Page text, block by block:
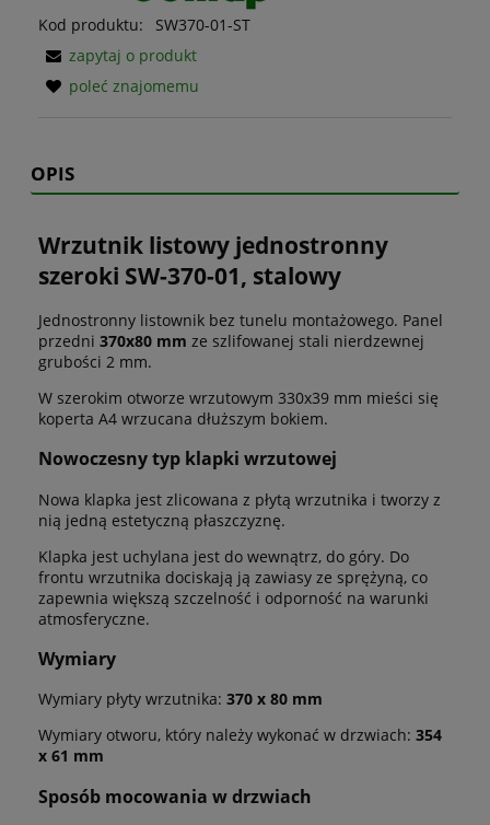
Kod produktu:
SW370-01-ST
zapytaj o produkt
poleć znajomemu
OPIS
Wrzutnik listowy jednostronny
szeroki SW-370-01, stalowy
Jednostronny listownik bez tunelu montażowego. Panel
przedni 370x80 mm ze szlifowanej stali nierdzewnej
grubości 2 mm.
W szerokim otworze wrzutowym 330x39 mm mieści się
koperta A4 wrzucana dłuższym bokiem.
Nowoczesny typ klapki wrzutowej
Nowa klapka jest zlicowana z płytą wrzutnika i tworzy z
nią jedną estetyczną płaszczyznę.
Klapka jest uchylana jest do wewnątrz, do góry. Do
frontu wrzutnika dociskają ją zawiasy ze sprężyną, co
zapewnia większą szczelność i odporność na warunki
atmosferyczne.
Wymiary
Wymiary płyty wrzutnika: 370 x 80 mm
Wymiary otworu, który należy wykonać w drzwiach: 354
x 61 mm
Sposób mocowania w drzwiach